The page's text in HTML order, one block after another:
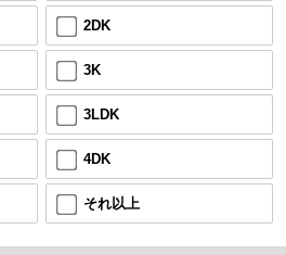
2DK
3K
3LDK
4DK
それ以上